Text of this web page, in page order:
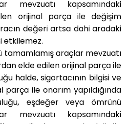
mevzuatı kapsamındaki
orijinal parça ile değişim
değeri artsa dahi aradaki
etkilemez.
tamamlamış araçlar mevzuatı
elde edilen orijinal parça ile
halde, sigortacının bilgisi ve
parça ile onarım yapıldığında
eşdeğer veya ömrünü
mevzuatı kapsamındaki